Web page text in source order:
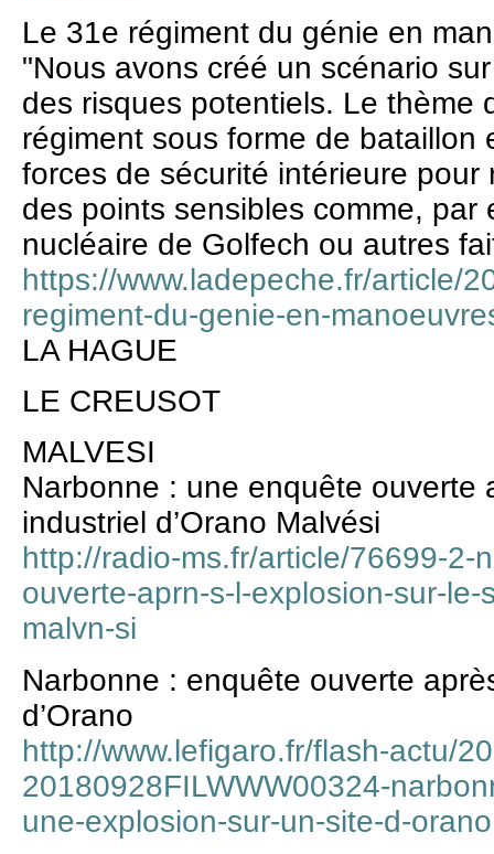
Le 31e régiment du génie en
"Nous avons créé un scénario
des risques potentiels. Le thème
régiment sous forme de bataillon
forces de sécurité intérieure
des points sensibles comme, par
nucléaire de Golfech ou autres
https://www.ladepeche.fr/article/
regiment-du-genie-en-
LA HAGUE
LE CREUSOT
MALVESI
Narbonne : une enquête ouverte
industriel d’Orano Malvési
http://radio-ms.fr/article/76699-2-
ouverte-aprn-s-l-explosion-sur-
malvn-si
Narbonne : enquête ouverte
d’Orano
http://www.lefigaro.fr/flash-actu/
20180928FILWWW00324-
une-explosion-sur-un-site-d-